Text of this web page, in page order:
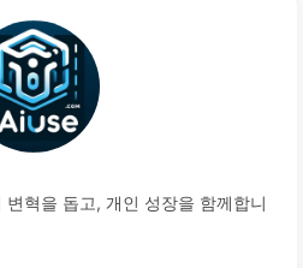
혁을 돕고, 개인 성장을 함께합니